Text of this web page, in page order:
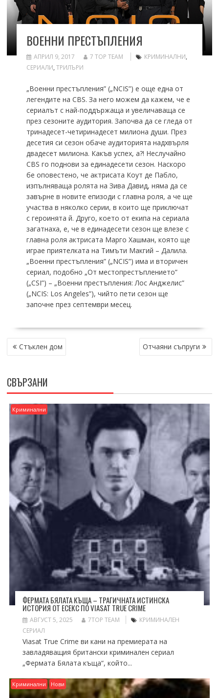
ВОЕННИ ПРЕСТЪПЛЕНИЯ
АПРИЛ 9, 2017 7 TOP TEAM КРИМИНАЛНИ,
СЕРИАЛИ, ТРИЛЪРИ
„Военни престъпления” („NCIS”) е още една от
легендите на CBS. За него можем да кажем, че е
сериалът с най-поддържаща и увеличаваща се
през сезоните аудитория. Започва да се гледа от
тринадесет-четиринадесет милиона души. През
десетия си сезон обаче аудиторията надхвърля
двадесет милиона. Какъв успех, а?! Неслучайно
CBS го поднови за единадесети сезон. Наскоро
бе оповестено, че актрисата Коут де Пабло,
изпълняваща ролята на Зива Давид, няма да се
завърне в новите епизоди с главна роля, а че ще
участва в няколко серии, в които ще приключат
с героинята й. Друго, което от екипа на сериала
загатнаха, е, че в единадесети сезон ще влезе с
главна роля актрисата Марго Хашман, която ще
играе приятелката на Тимъти Макгий – Далила.
„Военни престъпления” („NCIS”) има и вторичен
сериал, подобно „От местопрестъплението”
(„CSI”) – „Военни престъпления: Лос Анджелис”
(„NCIS: Los Angeles”), чийто пети сезон ще
започне през септември месец.
НАВИГАЦИЯ
Стъклен дом Отчаяни съпруги
СВЪРЗАНИ
Криминални
ФЕРМАТА БЯЛАТА КЪЩА – ТРАГИЧНАТА ИСТИНСКА
ИСТОРИЯ ОТ ЕСЕКС ПО VIASAT TRUE CRIME
АВГУСТ 5, 2025 7TOP TEAM
КРИМИНАЛЕН
СЕРИАЛ
Viasat True Crime ви кани на премиерата на
завладяващия британски криминален сериал
„Фермата Бялата къща“, който...
Криминални Нови